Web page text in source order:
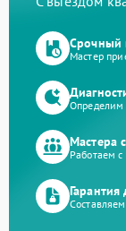
Срочный
Мастер
Определим
Мастера
Работаем